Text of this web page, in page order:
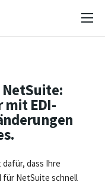
mit EDI-
dass Ihre
für NetSuite schnell